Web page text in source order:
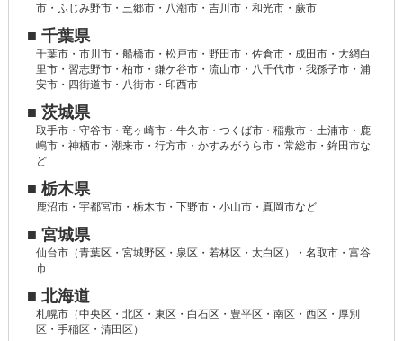
市・ふじみ野市・三郷市・八潮市・吉川市・和光市・蕨市
■ 千葉県
千葉市・市川市・船橋市・松戸市・野田市・佐倉市・成田市・大網白
里市・習志野市・柏市・鎌ケ谷市・流山市・八千代市・我孫子市・浦
安市・四街道市・八街市・印西市
■ 茨城県
取手市・守谷市・竜ヶ崎市・牛久市・つくば市・稲敷市・土浦市・鹿
嶋市・神栖市・潮来市・行方市・かすみがうら市・常総市・鉾田市な
ど
■ 栃木県
鹿沼市・宇都宮市・栃木市・下野市・小山市・真岡市など
■ 宮城県
仙台市（青葉区・宮城野区・泉区・若林区・太白区）・名取市・富谷
市
■ 北海道
札幌市（中央区・北区・東区・白石区・豊平区・南区・西区・厚別
区・手稲区・清田区）